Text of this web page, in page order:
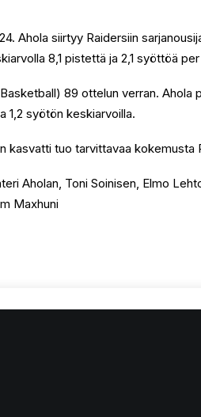
Ahola siirtyy Raidersiin
8,1 pistettä ja 2,1 syöttöä
89 ottelun verran. Ahola
1,2 syötön keskiarvoilla.
kasvatti tuo tarvittavaa kokemusta
Aholan, Toni Soinisen, Elmo
Maxhuni